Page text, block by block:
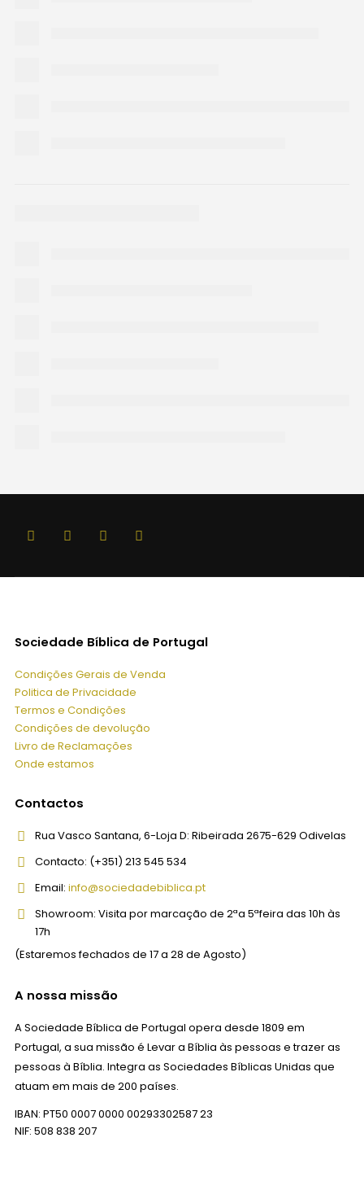
Sociedade Bíblica de Portugal
Condições Gerais de Venda
Politica de Privacidade
Termos e Condições
Condições de devolução
Livro de Reclamações
Onde estamos
Contactos
Rua Vasco Santana, 6-Loja D: Ribeirada 2675-629 Odivelas
Contacto: (+351) 213 545 534
Email: info@sociedadebiblica.pt
Showroom: Visita por marcação de 2ªa 5ªfeira das 10h às
17h
(Estaremos fechados de 17 a 28 de Agosto)
A nossa missão
A Sociedade Bíblica de Portugal opera desde 1809 em
Portugal, a sua missão é Levar a Bíblia às pessoas e trazer as
pessoas à Bíblia. Integra as Sociedades Bíblicas Unidas que
atuam em mais de 200 países.
IBAN: PT50 0007 0000 00293302587 23
NIF: 508 838 207